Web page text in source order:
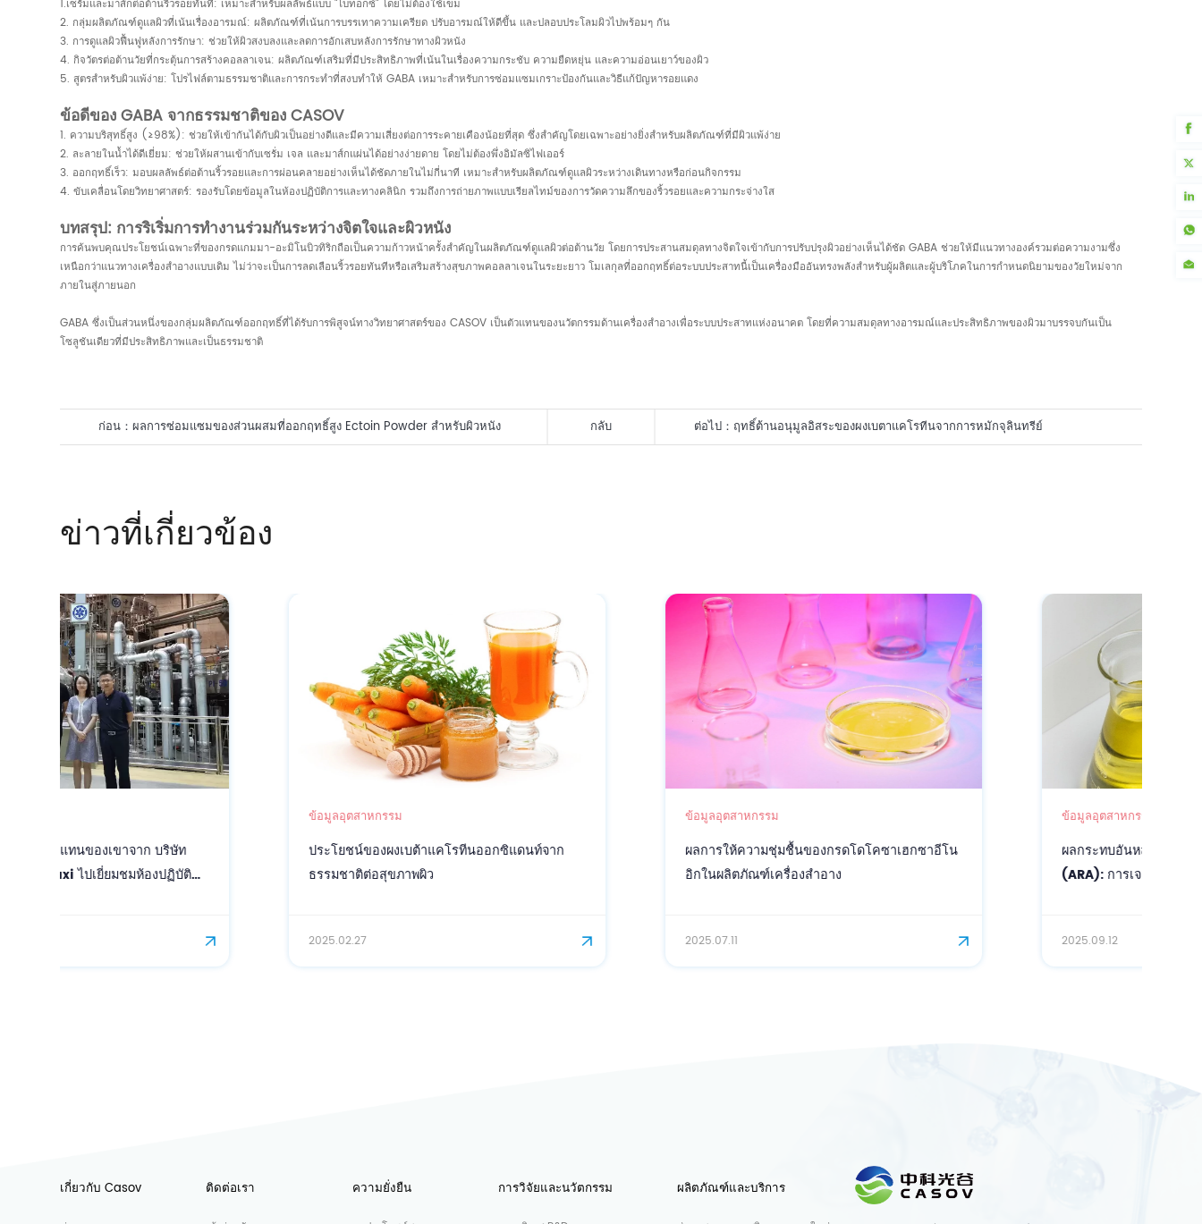
1.เซรั่มและมาส์กต่อต้านริ้วรอยทันที: เหมาะสำหรับผลลัพธ์แบบ "โบท็อกซ์" โดยไม่ต้องใช้เข็ม
2. กลุ่มผลิตภัณฑ์ดูแลผิวที่เน้นเรื่องอารมณ์: ผลิตภัณฑ์ที่เน้นการบรรเทาความเครียด ปรับอารมณ์ให้ดีขึ้น และปลอบประโลมผิวไปพร้อมๆ กัน
3. การดูแลผิวฟื้นฟูหลังการรักษา: ช่วยให้ผิวสงบลงและลดการอักเสบหลังการรักษาทางผิวหนัง
4. กิจวัตรต่อต้านวัยที่กระตุ้นการสร้างคอลลาเจน: ผลิตภัณฑ์เสริมที่มีประสิทธิภาพที่เน้นในเรื่องความกระชับ ความยืดหยุ่น และความอ่อนเยาว์ของผิว
5. สูตรสำหรับผิวแพ้ง่าย: โปรไฟล์ตามธรรมชาติและการกระทำที่สงบทำให้ GABA เหมาะสำหรับการซ่อมแซมเกราะป้องกันและวิธีแก้ปัญหารอยแดง
ข้อดีของ GABA จากธรรมชาติของ CASOV
1. ความบริสุทธิ์สูง (≥98%): ช่วยให้เข้ากันได้กับผิวเป็นอย่างดีและมีความเสี่ยงต่อการระคายเคืองน้อยที่สุด ซึ่งสำคัญโดยเฉพาะอย่างยิ่งสำหรับผลิตภัณฑ์ที่มีผิวแพ้ง่าย
2. ละลายในน้ำได้ดีเยี่ยม: ช่วยให้ผสานเข้ากับเซรั่ม เจล และมาส์กแผ่นได้อย่างง่ายดาย โดยไม่ต้องพึ่งอิมัลซิไฟเออร์
3. ออกฤทธิ์เร็ว: มอบผลลัพธ์ต่อต้านริ้วรอยและการผ่อนคลายอย่างเห็นได้ชัดภายในไม่กี่นาที เหมาะสำหรับผลิตภัณฑ์ดูแลผิวระหว่างเดินทางหรือก่อนกิจกรรม
4. ขับเคลื่อนโดยวิทยาศาสตร์: รองรับโดยข้อมูลในห้องปฏิบัติการและทางคลินิก รวมถึงการถ่ายภาพแบบเรียลไทม์ของการวัดความลึกของริ้วรอยและความกระจ่างใส
บทสรุป: การริเริ่มการทำงานร่วมกันระหว่างจิตใจและผิวหนัง
การค้นพบคุณประโยชน์เฉพาะที่ของกรดแกมมา-อะมิโนบิวทิริกถือเป็นความก้าวหน้าครั้งสำคัญในผลิตภัณฑ์ดูแลผิวต่อต้านวัย โดยการประสานสมดุลทางจิตใจเข้ากับการปรับปรุงผิวอย่างเห็นได้ชัด GABA ช่วยให้มีแนวทางองค์รวมต่อความงามซึ่ง
เหนือกว่าแนวทางเครื่องสำอางแบบเดิม ไม่ว่าจะเป็นการลดเลือนริ้วรอยทันทีหรือเสริมสร้างสุขภาพคอลลาเจนในระยะยาว โมเลกุลที่ออกฤทธิ์ต่อระบบประสาทนี้เป็นเครื่องมืออันทรงพลังสำหรับผู้ผลิตและผู้บริโภคในการกำหนดนิยามของวัยใหม่จาก
ภายในสู่ภายนอก
GABA ซึ่งเป็นส่วนหนึ่งของกลุ่มผลิตภัณฑ์ออกฤทธิ์ที่ได้รับการพิสูจน์ทางวิทยาศาสตร์ของ CASOV เป็นตัวแทนของนวัตกรรมด้านเครื่องสำอางเพื่อระบบประสาทแห่งอนาคต โดยที่ความสมดุลทางอารมณ์และประสิทธิภาพของผิวมาบรรจบกันเป็น
โซลูชันเดียวที่มีประสิทธิภาพและเป็นธรรมชาติ
ก่อน：ผลการซ่อมแซมของส่วนผสมที่ออกฤทธิ์สูง Ectoin Powder สำหรับผิวหนัง ต่อไป： ฤทธิ์ต้านอนุมูลอิสระของผงเบตาแคโรทีนจากการหมักจุลินทรีย์
กลับ
ข่าวที่เกี่ยวข้อง
ประโยชน์ของผงเบต้าแคโรทีนออกซิแดนท์จาก
ธรรมชาติต่อสุขภาพผิว
ผลการให้ความชุ่มชื้นของกรดโดโคซาเฮกซาอีโน
ผลกระทบอันหลากหลายของกรดอะราคิโดนิก
(ARA): การเจาะลึกด้านโภชนาการและการดูแล
เกี่ยวกับ Casov ติดต่อเรา ความยั่งยืน การวิจัยและนวัตกรรม ผลิตภัณฑ์และบริการ